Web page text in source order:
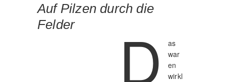
Auf Pilzen durch die
Felder
D
as
war
en
wirkl